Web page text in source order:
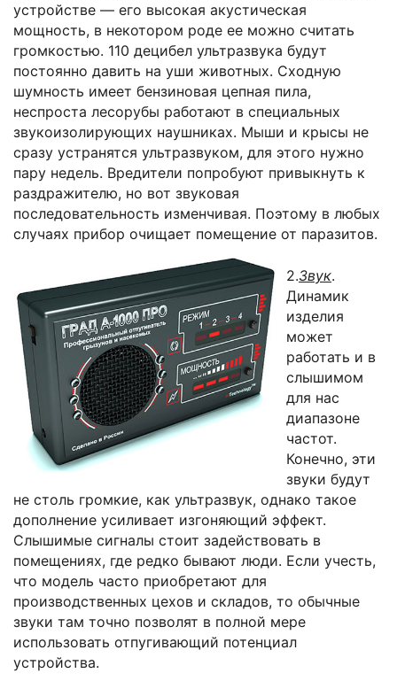
устройстве — его высокая акустическая
мощность, в некотором роде ее можно считать
громкостью. 110 децибел ультразвука будут
постоянно давить на уши животных. Сходную
шумность имеет бензиновая цепная пила,
неспроста лесорубы работают в специальных
звукоизолирующих наушниках. Мыши и крысы не
сразу устранятся ультразвуком, для этого нужно
пару недель. Вредители попробуют привыкнуть к
раздражителю, но вот звуковая
последовательность изменчивая. Поэтому в любых
случаях прибор очищает помещение от паразитов.
2.Звук.
Динамик
изделия
может
работать и в
слышимом
для нас
диапазоне
частот.
Конечно, эти
звуки будут
не столь громкие, как ультразвук, однако такое
дополнение усиливает изгоняющий эффект.
Слышимые сигналы стоит задействовать в
помещениях, где редко бывают люди. Если учесть,
что модель часто приобретают для
производственных цехов и складов, то обычные
звуки там точно позволят в полной мере
использовать отпугивающий потенциал
устройства.